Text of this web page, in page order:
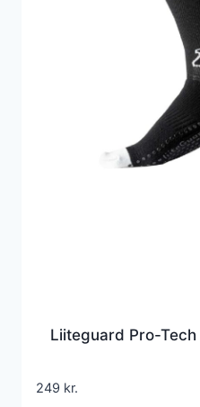
Liiteguard Pro-
249 kr.